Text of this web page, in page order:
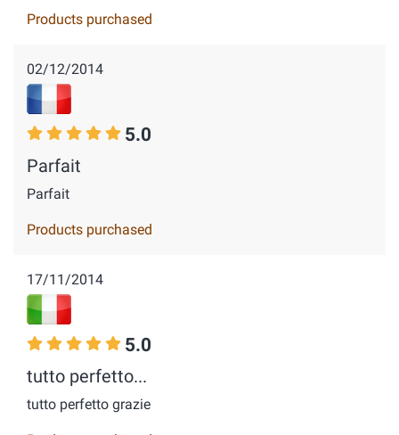
Products purchased
02/12/2014
5.0
Parfait
Parfait
Products purchased
17/11/2014
5.0
tutto perfetto...
tutto perfetto grazie